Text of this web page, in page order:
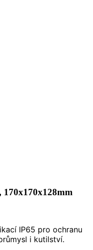
IP65 pro ochranu
i kutilství.